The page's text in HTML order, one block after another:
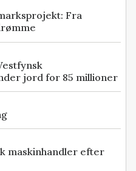
Fra
jord for 85 millioner
maskinhandler efter